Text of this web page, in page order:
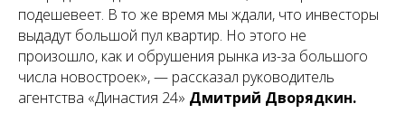
подешевеет. В то же время мы ждали, что инвесторы
выдадут большой пул квартир. Но этого не
произошло, как и обрушения рынка из-за большого
числа новостроек», — рассказал руководитель
агентства «Династия 24» Дмитрий Дворядкин.